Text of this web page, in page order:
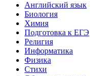
Английский язык
Биология
Химия
Подготовка к ЕГЭ
Религия
Информатика
Физика
Стихи